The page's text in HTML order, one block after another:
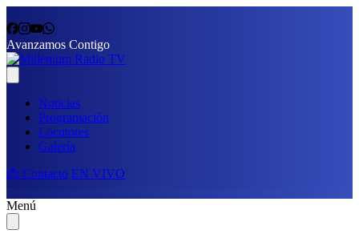
Avanzamos Contigo
Noticias
Programación
Locutores
Galería
📩 Contacto EN VIVO
Menú